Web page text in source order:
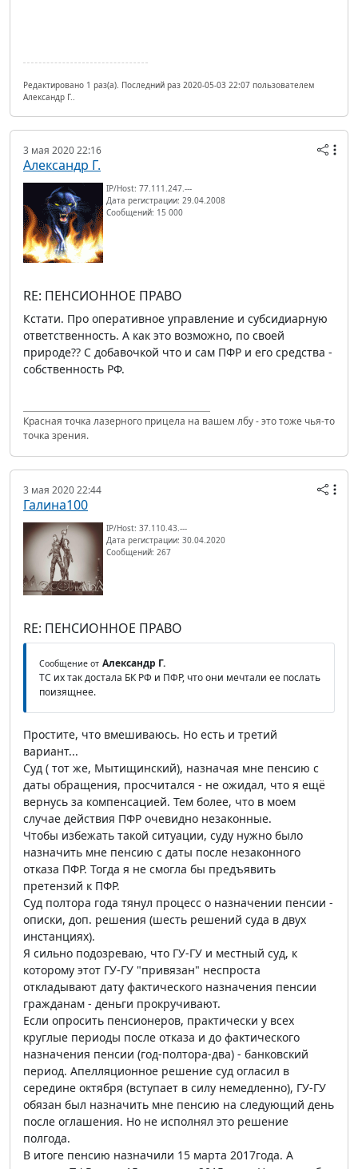
Редактировано 1 раз(а). Последний раз 2020-05-03 22:07 пользователем
Александр Г..
3 мая 2020 22:16
Александр Г.
IP/Host: 77.111.247.---
Дата регистрации: 29.04.2008
Сообщений: 15 000
RE: ПЕНСИОННОЕ ПРАВО
Кстати. Про оперативное управление и субсидиарную
ответственность. А как это возможно, по своей
природе?? С добавочкой что и сам ПФР и его средства -
собственность РФ.
Красная точка лазерного прицела на вашем лбу - это тоже чья-то
точка зрения.
3 мая 2020 22:44
Галина100
IP/Host: 37.110.43.---
Дата регистрации: 30.04.2020
Сообщений: 267
RE: ПЕНСИОННОЕ ПРАВО
Сообщение от Александр Г.
ТС их так достала БК РФ и ПФР, что они мечтали ее послать
поизящнее.
Простите, что вмешиваюсь. Но есть и третий
вариант...
Суд ( тот же, Мытищинский), назначая мне пенсию с
даты обращения, просчитался - не ожидал, что я ещё
вернусь за компенсацией. Тем более, что в моем
случае действия ПФР очевидно незаконные.
Чтобы избежать такой ситуации, суду нужно было
назначить мне пенсию с даты после незаконного
отказа ПФР. Тогда я не смогла бы предъявить
претензий к ПФР.
Суд полтора года тянул процесс о назначении пенсии -
описки, доп. решения (шесть решений суда в двух
инстанциях).
Я сильно подозреваю, что ГУ-ГУ и местный суд, к
которому этот ГУ-ГУ "привязан" неспроста
откладывают дату фактического назначения пенсии
гражданам - деньги прокручивают.
Если опросить пенсионеров, практически у всех
круглые периоды после отказа и до фактического
назначения пенсии (год-полтора-два) - банковский
период. Апелляционное решение суд огласил в
середине октября (вступает в силу немедленно), ГУ-ГУ
обязан был назначить мне пенсию на следующий день
после оглашения. Но не исполнял это решение
полгода.
В итоге пенсию назначили 15 марта 2017года. А